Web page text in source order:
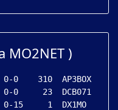
MO2NET )
0-0    310  AP3BOX
0-0     23  DCB071
0-15     1  DX1MO